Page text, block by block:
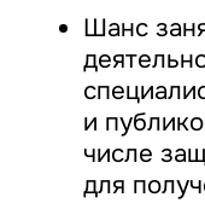
Шанс
и
числе
для